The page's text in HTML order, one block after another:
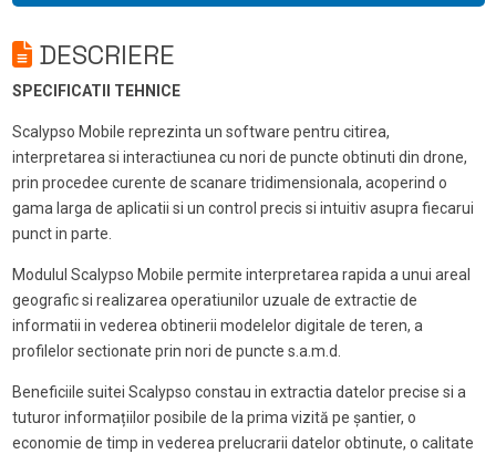
DESCRIERE
SPECIFICATII TEHNICE
Scalypso Mobile reprezinta un software pentru citirea,
interpretarea si interactiunea cu nori de puncte obtinuti din drone,
prin procedee curente de scanare tridimensionala, acoperind o
gama larga de aplicatii si un control precis si intuitiv asupra fiecarui
punct in parte.
Modulul Scalypso Mobile permite interpretarea rapida a unui areal
geografic si realizarea operatiunilor uzuale de extractie de
informatii in vederea obtinerii modelelor digitale de teren, a
profilelor sectionate prin nori de puncte s.a.m.d.
Beneficiile suitei Scalypso constau in extractia datelor precise si a
tuturor informațiilor posibile de la prima vizită pe șantier, o
economie de timp in vederea prelucrarii datelor obtinute, o calitate